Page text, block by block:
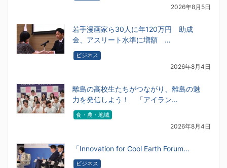
2026年8月5日
若手漫画家ら30人に年120万円 助成
金、アスリート水準に増額 …
ビジネス
2026年8月4日
離島の高校生たちがつながり、離島の魅
力を発信しよう！ 「アイラン…
食・農・地域
2026年8月4日
「Innovation for Cool Earth Forum…
ビジネス